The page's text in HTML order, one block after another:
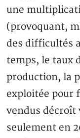
une
(provoquant,
des difficultés
temps, le taux
production, la
exploitée pour
vendus décroît
seulement en